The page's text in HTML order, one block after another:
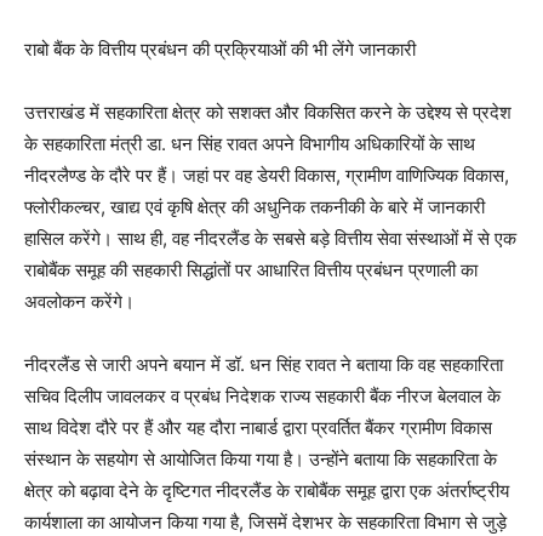
राबो बैंक के वित्तीय प्रबंधन की प्रक्रियाओं की भी लेंगे जानकारी
उत्तराखंड में सहकारिता क्षेत्र को सशक्त और विकसित करने के उद्देश्य से प्रदेश
के सहकारिता मंत्री डा. धन सिंह रावत अपने विभागीय अधिकारियों के साथ
नीदरलैण्ड के दौरे पर हैं। जहां पर वह डेयरी विकास, ग्रामीण वाणिज्यिक विकास,
फ्लोरीकल्चर, खाद्य एवं कृषि क्षेत्र की अधुनिक तकनीकी के बारे में जानकारी
हासिल करेंगे। साथ ही, वह नीदरलैंड के सबसे बड़े वित्तीय सेवा संस्थाओं में से एक
राबोबैंक समूह की सहकारी सिद्धांतों पर आधारित वित्तीय प्रबंधन प्रणाली का
अवलोकन करेंगे।
नीदरलैंड से जारी अपने बयान में डॉ. धन सिंह रावत ने बताया कि वह सहकारिता
सचिव दिलीप जावलकर व प्रबंध निदेशक राज्य सहकारी बैंक नीरज बेलवाल के
साथ विदेश दौरे पर हैं और यह दौरा नाबार्ड द्वारा प्रवर्तित बैंकर ग्रामीण विकास
संस्थान के सहयोग से आयोजित किया गया है। उन्होंने बताया कि सहकारिता के
क्षेत्र को बढ़ावा देने के दृष्टिगत नीदरलैंड के राबोबैंक समूह द्वारा एक अंतर्राष्ट्रीय
कार्यशाला का आयोजन किया गया है, जिसमें देशभर के सहकारिता विभाग से जुड़े